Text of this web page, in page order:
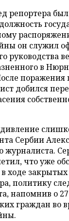
репортера
он служил
руководства
в
поражения
добился
Сербии
журналиста.
что уже
ходе закрытых
политику
напомнив о
граждан во